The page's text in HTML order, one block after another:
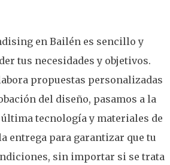
en Bailén es sencillo y
tus necesidades y objetivos.
propuestas personalizadas
del diseño, pasamos a la
tecnología y materiales de
entrega para garantizar que tu
sin importar si se trata